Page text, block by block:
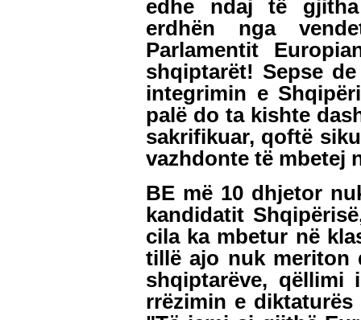
edhe ndaj të
erdhën nga
Parlamentit
shqiptarët! Sepse
integrimin e
palë do ta kishte
sakrifikuar, qoftë
vazhdonte të mbetej
BE më 10 dhjetor
kandidatit
cila ka mbetur në
tillë ajo nuk meriton
shqiptarëve, qëllimi
rrëzimin e